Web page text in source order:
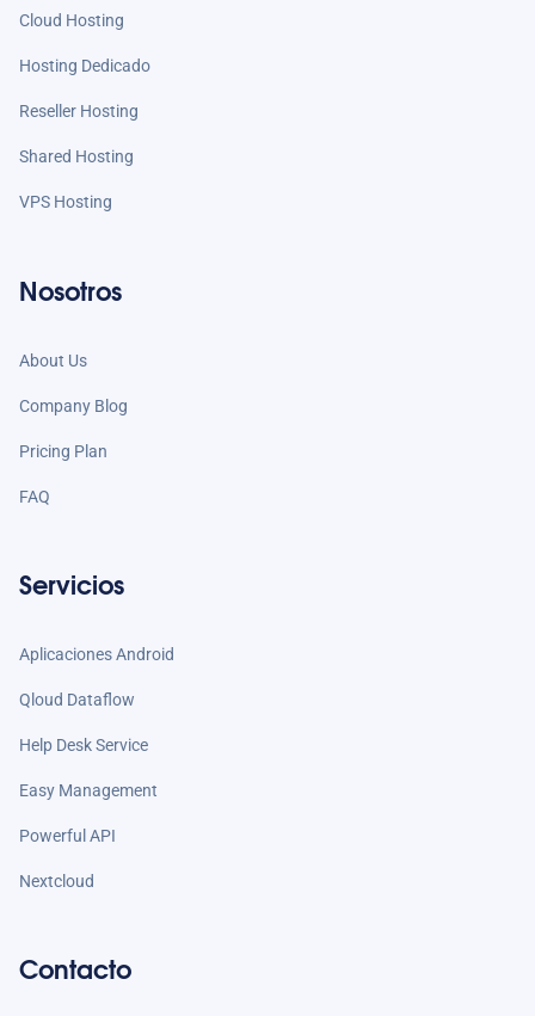
Cloud Hosting
Hosting Dedicado
Reseller Hosting
Shared Hosting
VPS Hosting
Nosotros
About Us
Company Blog
Pricing Plan
FAQ
Servicios
Aplicaciones Android
Qloud Dataflow
Help Desk Service
Easy Management
Powerful API
Nextcloud
Contacto